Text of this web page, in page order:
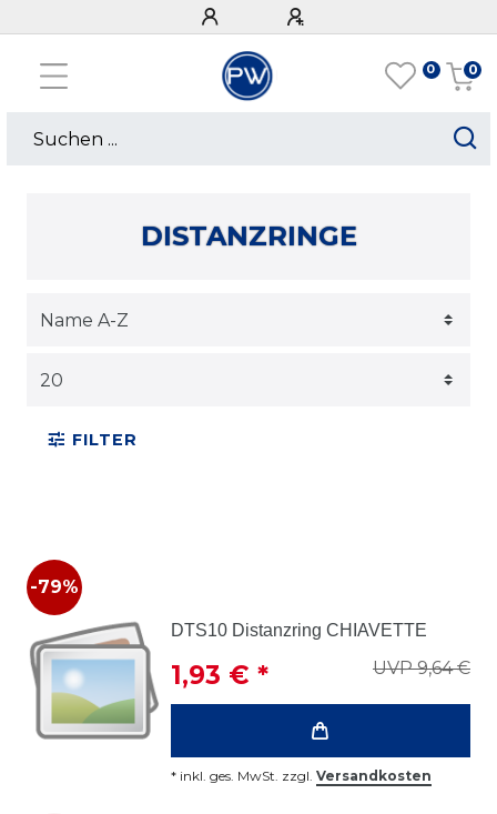
0 0
DISTANZRINGE
FILTER
-79%
DTS10 Distanzring CHIAVETTE
UVP 9,64 €
1,93 € *
* inkl. ges. MwSt. zzgl. Versandkosten